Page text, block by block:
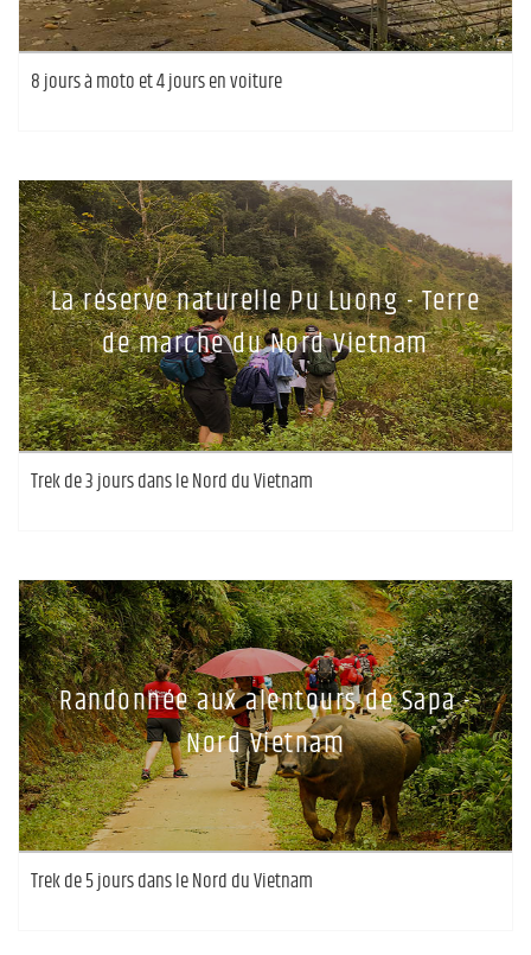
8 jours à moto et 4 jours en voiture
La réserve naturelle Pu Luong - Terre
de marche du Nord Vietnam
Trek de 3 jours dans le Nord du Vietnam
Randonnée aux alentours de Sapa -
Nord Vietnam
Trek de 5 jours dans le Nord du Vietnam